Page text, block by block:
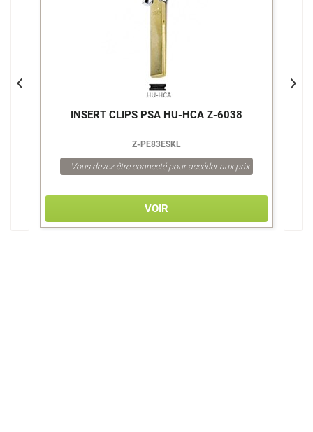
INSERT CLIPS PSA HU-HCA Z-6038
Z-PE83ESKL
Vous devez être connecté pour accéder aux prix
VOIR